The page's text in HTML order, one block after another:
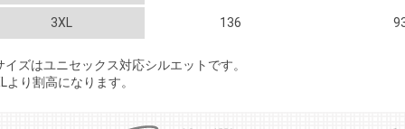
3XL 136
イズはユニセックス対応シルエットです。
より割高になります。